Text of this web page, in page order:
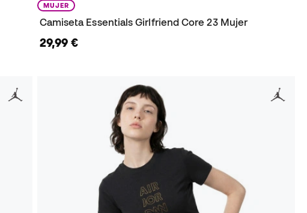
MUJER
Camiseta Essentials Girlfriend Core 23 Mujer
29,99 €